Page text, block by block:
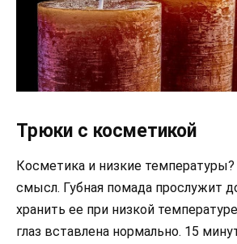
Трюки с косметикой
Косметика и низкие
смысл. Губная помада прослужит
хранить ее при низкой
глаз вставлена нормально. 15